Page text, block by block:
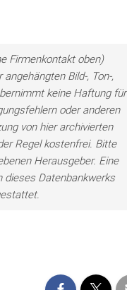
Firmenkontakt oben)
Bild-, Ton-,
keine Haftung für
oder anderen
von hier archivierten
Regel kostenfrei. Bitte
Herausgeber. Eine
dieses Datenbankwerks